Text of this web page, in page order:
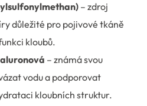
– zdroj
důležité pro pojivové tkáně
kloubů.
– známá svou
vodu a podporovat
kloubních struktur.